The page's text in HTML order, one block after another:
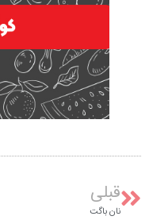
قبلی
نان باگت